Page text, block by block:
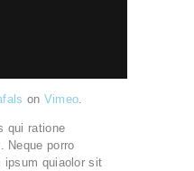
on Vimeo.
qui ratione
Neque porro
ipsum quiaolor sit